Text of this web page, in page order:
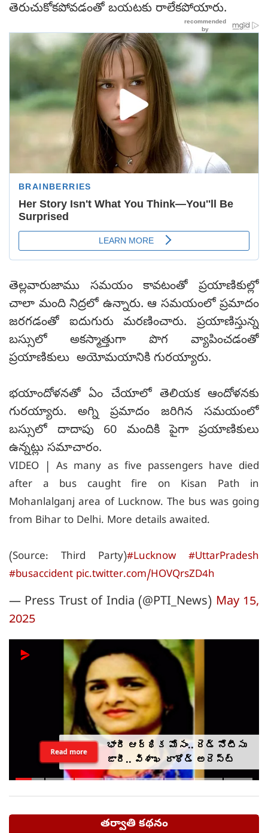
తెరుచుకోకపోవడంతో బయటకు రాలేకపోయారు.
తెల్లవారుజాము సమయం కావటంతో ప్రయాణికుల్లో
చాలా మంది నిద్రలో ఉన్నారు. ఆ సమయంలో ప్రమాదం
జరగడంతో ఐదుగురు మరణించారు. ప్రయాణిస్తున్న
బస్సులో అకస్మాత్తుగా పొగ వ్యాపించడంతో
ప్రయాణికులు అయోమయానికి గురయ్యారు.
భయాందోళనతో ఏం చేయాలో తెలియక ఆందోళనకు
గురయ్యారు. అగ్ని ప్రమాదం జరిగిన సమయంలో
బస్సులో దాదాపు 60 మందికి పైగా ప్రయాణికులు
ఉన్నట్లు సమాచారం.
VIDEO | As many as five passengers have died
after a bus caught fire on Kisan Path in
Mohanlalganj area of Lucknow. The bus was going
from Bihar to Delhi. More details awaited.
(Source: Third Party)#Lucknow
#UttarPradesh
#busaccident pic.twitter.com/HOVQrsZD4h
— Press Trust of India (@PTI_News) May 15,
2025
భారీ ఆర్థిక మోసం.. రెడ్ నోటీసు
జారీ.. విశాఖ రాథోడ్‌‌ అరెస్ట్
Read more
తర్వాతి కథనం